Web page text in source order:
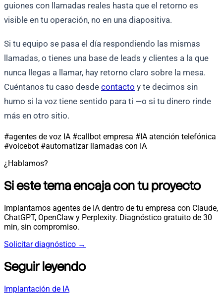
guiones con llamadas reales hasta que el retorno es
visible en tu operación, no en una diapositiva.
Si tu equipo se pasa el día respondiendo las mismas
llamadas, o tienes una base de leads y clientes a la que
nunca llegas a llamar, hay retorno claro sobre la mesa.
Cuéntanos tu caso desde contacto y te decimos sin
humo si la voz tiene sentido para ti —o si tu dinero rinde
más en otro sitio.
#agentes de voz IA #callbot empresa #IA atención telefónica
#voicebot #automatizar llamadas con IA
¿Hablamos?
Si este tema encaja con tu proyecto
Implantamos agentes de IA dentro de tu empresa con Claude,
ChatGPT, OpenClaw y Perplexity. Diagnóstico gratuito de 30
min, sin compromiso.
Solicitar diagnóstico →
Seguir leyendo
Implantación de IA